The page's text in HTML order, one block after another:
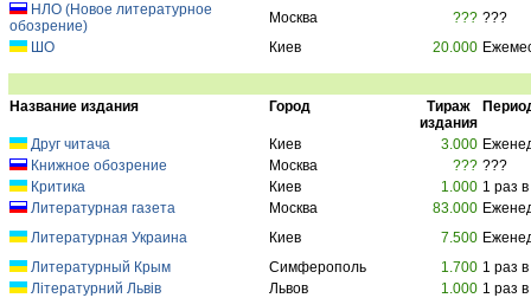
НЛО (Новое литературное
обозрение)
Москва ??? ???
ШО
Киев 20.000
Название издания Город
Тираж
издания
Друг читача Киев 3.000
Книжное обозрение
Москва ??? ???
Критика
Киев 1.000 1 раз
Литературная газета
Москва 83.000
Литературная Украина
Киев 7.500
Литературный Крым
Симферополь 1.700 1 раз
Літературний Львів
Львов 1.000 1 раз